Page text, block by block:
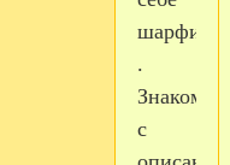
шарфик
.
с